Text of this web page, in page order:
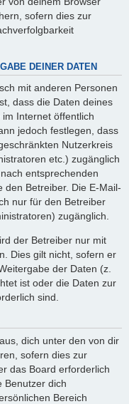
sofern dies zur
DEINER DATEN
mit anderen Personen
dass die Daten deines
Internet öffentlich
jedoch festlegen, dass
Nutzerkreis
etc.) zugänglich
entsprechenden
Betreiber. Die E-Mail-
nur für den Betreiber
zugänglich.
der Betreiber nur mit
Dies gilt nicht, sofern er
der Daten (z.
ist oder die Daten zur
sind.
dich unter den von dir
sofern dies zur
das Board erforderlich
Benutzer dich
Bereich